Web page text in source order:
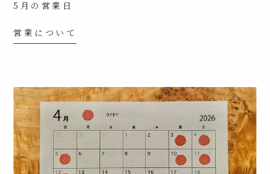
5月の営業日
営業について